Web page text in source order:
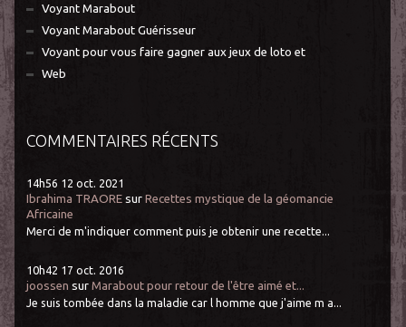
Voyant Marabout
Voyant Marabout Guérisseur
Voyant pour vous faire gagner aux jeux de loto et
Web
COMMENTAIRES RÉCENTS
14h56 12 oct. 2021
Ibrahima TRAORE surRecettes mystique de la géomancie
Africaine
Merci de m'indiquer comment puis je obtenir une recette...
10h42 17 oct. 2016
joossen surMarabout pour retour de l'être aimé et...
Je suis tombée dans la maladie car l homme que j'aime m a...